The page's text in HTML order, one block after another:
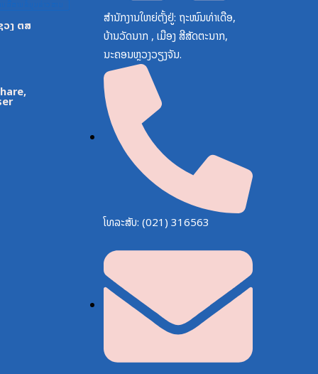
ວງ ຕສ
ສຳນັກງານໃຫຍ່ຕັ້ງຢູ່: ຖະໜົນທ່າເດືອ,
ບ້ານວັດນາກ , ເມືອງ ສີສັດຕະນາກ,
ນະຄອນຫຼວງວຽງຈັນ.
ໂທລະສັບ: (021) 316563